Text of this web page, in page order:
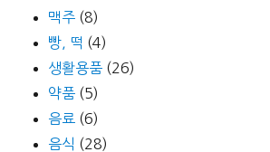
맥주 (8)
빵, 떡 (4)
생활용품 (26)
약품 (5)
음료 (6)
음식 (28)